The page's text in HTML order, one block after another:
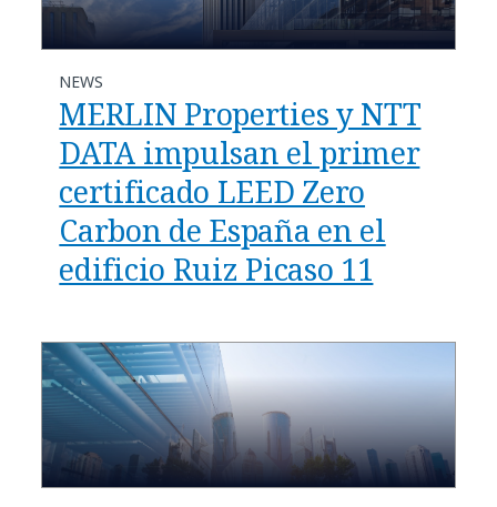
NEWS
MERLIN Properties y NTT
DATA impulsan el primer
certificado LEED Zero
Carbon de España en el
edificio Ruiz Picaso 11